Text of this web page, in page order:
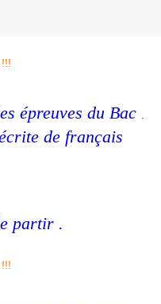
épreuves du Bac
de français
partir .